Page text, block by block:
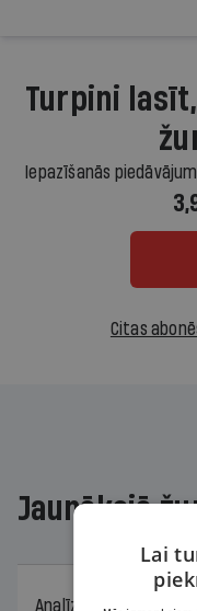
Turpini
Iepazīšanās
Citas
Jaunākajā
Analīze
06.08.2026.
Lai